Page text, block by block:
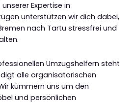
Expertise in
unterstützen wir dich dabei,
nach Tartu stressfrei und
Umzugshelfern steht
alle organisatorischen
kümmern uns um den
und persönlichen